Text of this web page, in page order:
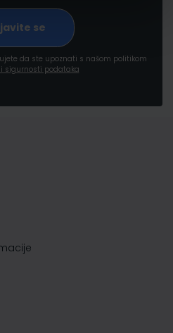
da ste upoznati s našom politikom
sigurnosti podataka